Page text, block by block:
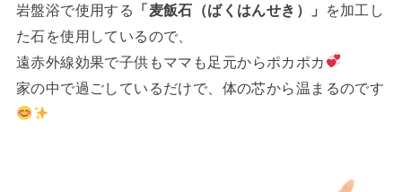
岩盤浴で使用する 「麦飯石（ばくはんせき）」
を加工し
た石を使用しているので、
遠赤外線効果で子供もママも足元からポカポカ
家の中で過ごしているだけで、体の芯から温まるのです